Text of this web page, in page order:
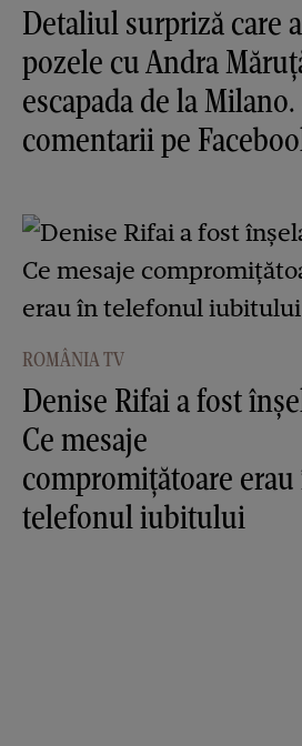
Detaliul surpriză care
pozele cu Andra
escapada de la
comentarii pe
ROMÂNIA TV
Denise Rifai a fost
Ce mesaje
compromiţătoare
telefonul iubitului